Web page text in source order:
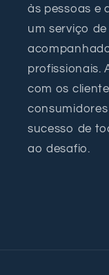
às pessoas e
um serviço
profissionais.
com os
sucesso de
ao desafio.